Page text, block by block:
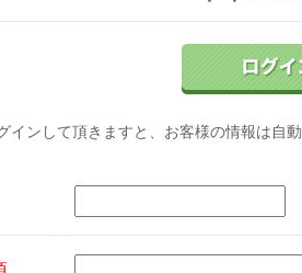
インして頂きますと、お客様の情報は自